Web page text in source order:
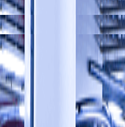
em
em
Chiado (Baixa-
e saiba mais
e muitas outras